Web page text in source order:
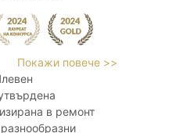
Покажи повече >>
в ремонт